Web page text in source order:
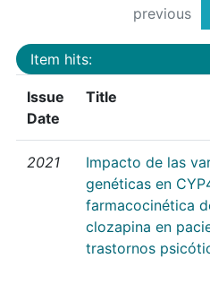
previous
Item hits:
Issue
Date
Title
2021
Impacto de las
genéticas en
farmacocinética
clozapina en
trastornos